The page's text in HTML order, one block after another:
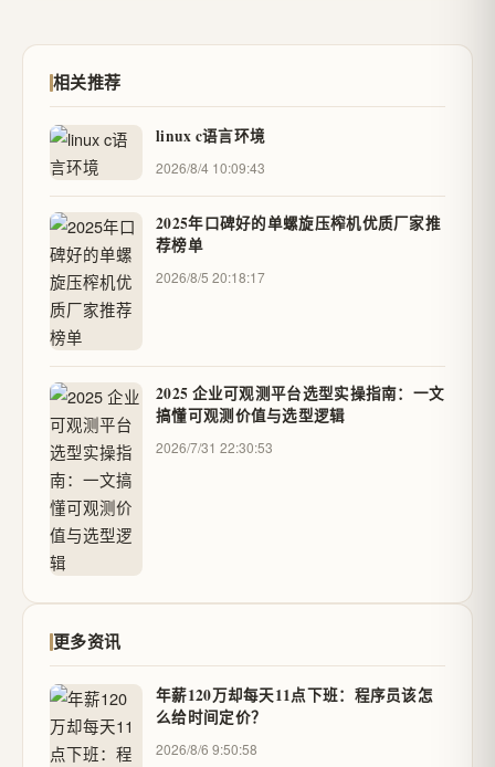
相关推荐
linux c语言环境
2026/8/4 10:09:43
2025年口碑好的单螺旋压榨机优质厂家推
荐榜单
2026/8/5 20:18:17
2025 企业可观测平台选型实操指南：一文
搞懂可观测价值与选型逻辑
2026/7/31 22:30:53
更多资讯
年薪120万却每天11点下班：程序员该怎
么给时间定价？
2026/8/6 9:50:58